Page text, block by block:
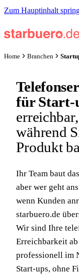
Zum Hauptinhalt
Home Branchen
für Start-
erreichbar,
während
Produkt
Ihr Team baut
aber wer geht
wenn Kunden
starbuero.de
Wir sind Ihre
Erreichbarkeit ab
professionell im
Start-ups, ohne